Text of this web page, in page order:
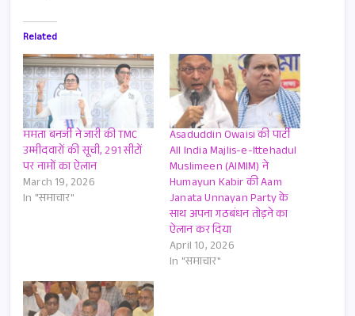
Related
ममता बनर्जी ने जारी की TMC
उम्मीदवारों की सूची, 291 सीटों
पर नामों का ऐलान
March 19, 2026
In "समाचार"
Asaduddin Owaisi की पार्टी
All India Majlis-e-Ittehadul
Muslimeen (AIMIM) ने
Humayun Kabir की Aam
Janata Unnayan Party के
साथ अपना गठबंधन तोड़ने का
ऐलान कर दिया
April 10, 2026
In "समाचार"